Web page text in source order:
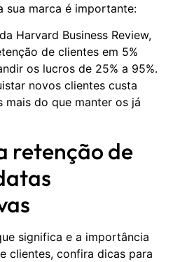
sua marca é importante:
Harvard Business Review,
de clientes em 5%
os lucros de 25% a 95%.
novos clientes custa
mais do que manter os já
retenção de
significa e a importância
clientes, confira dicas para